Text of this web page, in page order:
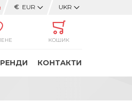
€ EUR UKR
КОШИК
КОНТАКТИ